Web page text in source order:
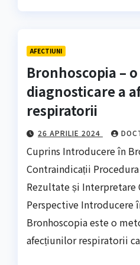
AFECTIUNI
Bronhoscopia –
diagnosticare a
respiratorii
26 APRILIE 2024
Cuprins Introducere în
Contraindicații
Rezultate și Interpretare
Perspective Introducere
Bronhoscopia este o
afecțiunilor respiratorii